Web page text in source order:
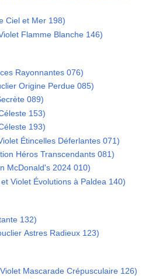
Ciel et Mer 198)
Flamme Blanche 146)
Rayonnantes 076)
Origine Perdue 085)
089)
153)
193)
Étincelles Déferlantes 071)
Héros Transcendants 081)
McDonald's 2024 010)
Violet Évolutions à Paldea 140)
132)
Astres Radieux 123)
Mascarade Crépusculaire 126)